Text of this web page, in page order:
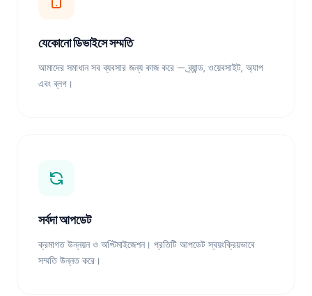
যেকোনো ডিভাইসে সম্মতি
আমাদের সমাধান সব ব্যবসার জন্য কাজ করে — ব্র্যান্ড, ওয়েবসাইট, অ্যাপ
এবং ব্লগ।
সর্বদা আপডেট
ক্রমাগত উন্নয়ন ও অপ্টিমাইজেশন। প্রতিটি আপডেট স্বয়ংক্রিয়ভাবে
সম্মতি উন্নত করে।